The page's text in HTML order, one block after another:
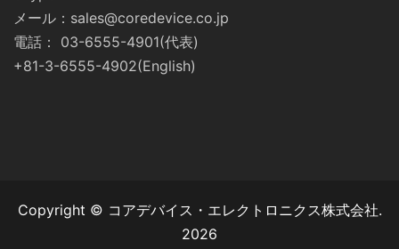
メール：sales@coredevice.co.jp
電話： 03-6555-4901(代表)
+81-3-6555-4902(English)
Copyright © コアデバイス・エレクトロニクス株式会社.
2026